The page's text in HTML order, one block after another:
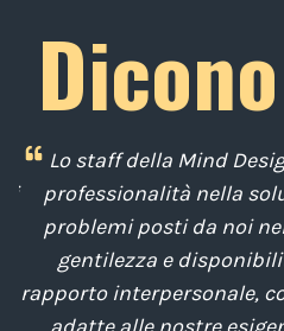
Lo staff della Mind
professionalità nella
problemi posti da noi
gentilezza e
rapporto interpersonale,